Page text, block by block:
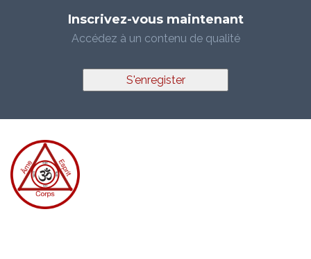
Inscrivez-vous maintenant
Accédez à un contenu de qualité
S'enregister